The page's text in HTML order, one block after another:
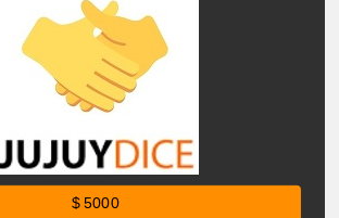
$ 5000